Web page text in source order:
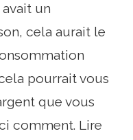
un
cela aurait le
pourrait vous
que vous
comment. Lire